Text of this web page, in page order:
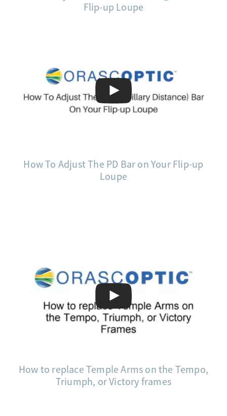
Flip-up Loupe
How To Adjust The PD Bar on Your Flip-up
Loupe
How to replace Temple Arms on the Tempo,
Triumph, or Victory frames